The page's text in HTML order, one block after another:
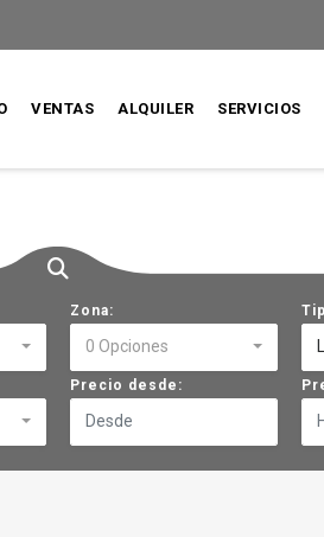
VENTAS ALQUILER SERVICIOS
Zona:
0 Opciones
Precio desde: